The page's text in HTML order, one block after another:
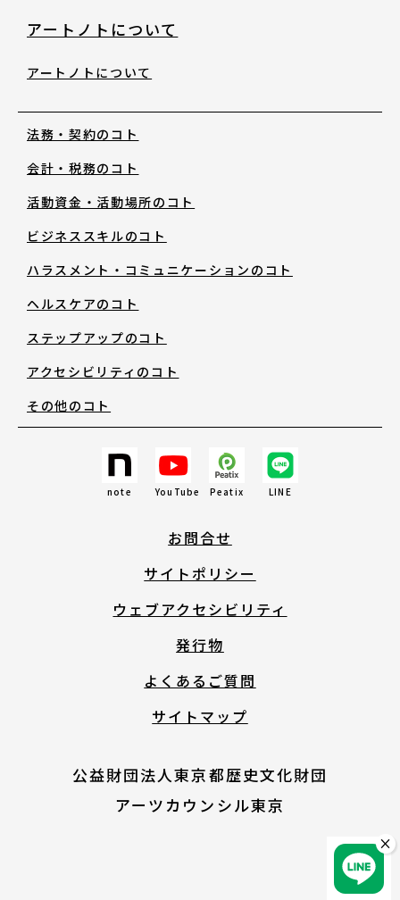
オリジナルツール
アートノトについて
MESSAGE
アートノトについて
アートノトについて
アートノトについて
法務・契約のコト
会計・税務のコト
活動資金・活動場所のコト
ビジネススキルのコト
ハラスメント・コミュニケーションのコト
ヘルスケアのコト
ステップアップのコト
アクセシビリティのコト
その他のコト
note YouTube Peatix LINE
お問合せ
サイトポリシー
ウェブアクセシビリティ
発行物
よくあるご質問
サイトマップ
公益財団法人東京都歴史文化財団
アーツカウンシル東京
×